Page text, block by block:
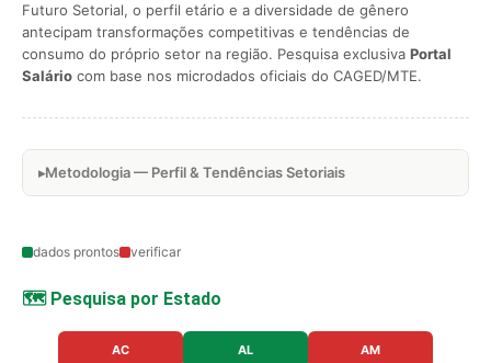
Futuro Setorial, o perfil etário e a diversidade de gênero
antecipam transformações competitivas e tendências de
consumo do próprio setor na região. Pesquisa exclusiva Portal
Salário com base nos microdados oficiais do CAGED/MTE.
Metodologia — Perfil & Tendências Setoriais
dados prontos verificar
🗺️ Pesquisa por Estado
AC AL AM